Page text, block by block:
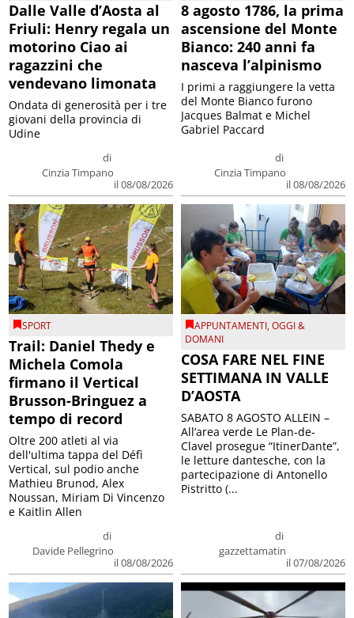
Dalle Valle d’Aosta al
Friuli: Henry regala un
motorino Ciao ai
ragazzini che
vendevano limonata
di
Cinzia Timpano
il 08/08/2026
Ondata di generosità per i tre
giovani della provincia di
Udine
8 agosto 1786, la prima
ascensione del Monte
Bianco: 240 anni fa
nasceva l’alpinismo
di
Cinzia Timpano
il 08/08/2026
I primi a raggiungere la vetta
del Monte Bianco furono
Jacques Balmat e Michel
Gabriel Paccard
SPORT
Trail: Daniel Thedy e
Michela Comola
firmano il Vertical
Brusson-Bringuez a
tempo di record
di
Davide Pellegrino
il 08/08/2026
Oltre 200 atleti al via
dell'ultima tappa del Défì
Vertical, sul podio anche
Mathieu Brunod, Alex
Noussan, Miriam Di Vincenzo
e Kaitlin Allen
APPUNTAMENTI,OGGI &
DOMANI
COSA FARE NEL FINE
SETTIMANA IN VALLE
D’AOSTA
di
gazzettamatin
il 07/08/2026
SABATO 8 AGOSTO ALLEIN –
All’area verde Le Plan-de-
Clavel prosegue “ItinerDante”,
le letture dantesche, con la
partecipazione di Antonello
Pistritto (...